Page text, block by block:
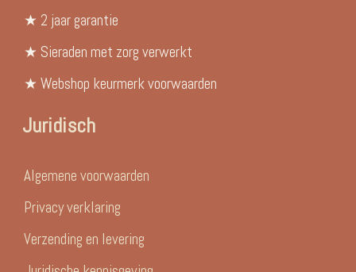
★ 2 jaar garantie
★ Sieraden met zorg verwerkt
★ Webshop keurmerk voorwaarden
Juridisch
Algemene voorwaarden
Privacy verklaring
Verzending en levering